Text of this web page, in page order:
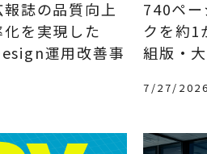
誌の品質向上
を実現した
運用改善事
740ペ
クを約1
組版・
7/27/